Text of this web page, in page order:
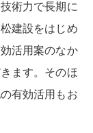
術力で長期に
建設をはじめ
活用案のなか
ます。そのほ
有効活用もお